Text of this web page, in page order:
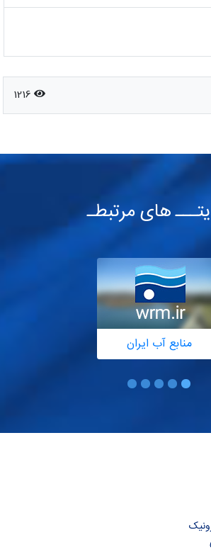
1216
های مرتبطـ
منابع آب ایران